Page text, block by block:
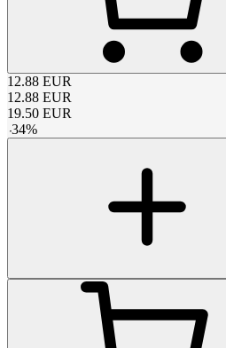
12.88 EUR
12.88 EUR
19.50 EUR
-34%